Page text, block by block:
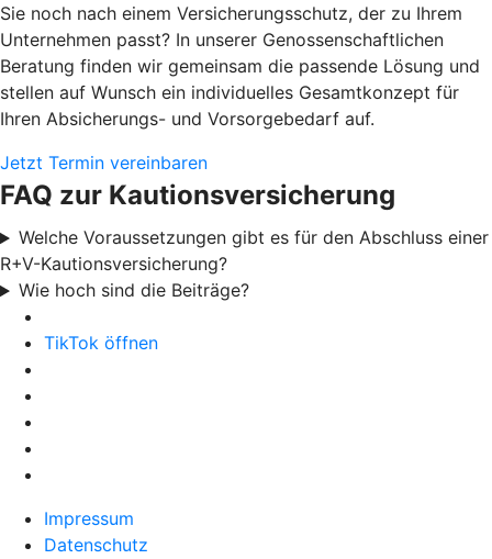
Sie noch nach einem Versicherungsschutz, der zu Ihrem
Unternehmen passt? In unserer Genossenschaftlichen
Beratung finden wir gemeinsam die passende Lösung und
stellen auf Wunsch ein individuelles Gesamtkonzept für
Ihren Absicherungs- und Vorsorgebedarf auf.
Jetzt Termin vereinbaren
FAQ zur Kautionsversicherung
Welche Voraussetzungen gibt es für den Abschluss einer
R+V-Kautionsversicherung?
Wie hoch sind die Beiträge?
TikTok öffnen
Impressum
Datenschutz